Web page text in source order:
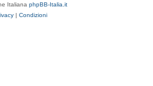
Italiana phpBB-Italia.it
| Condizioni